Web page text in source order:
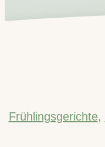
Frühlingsgerichte,